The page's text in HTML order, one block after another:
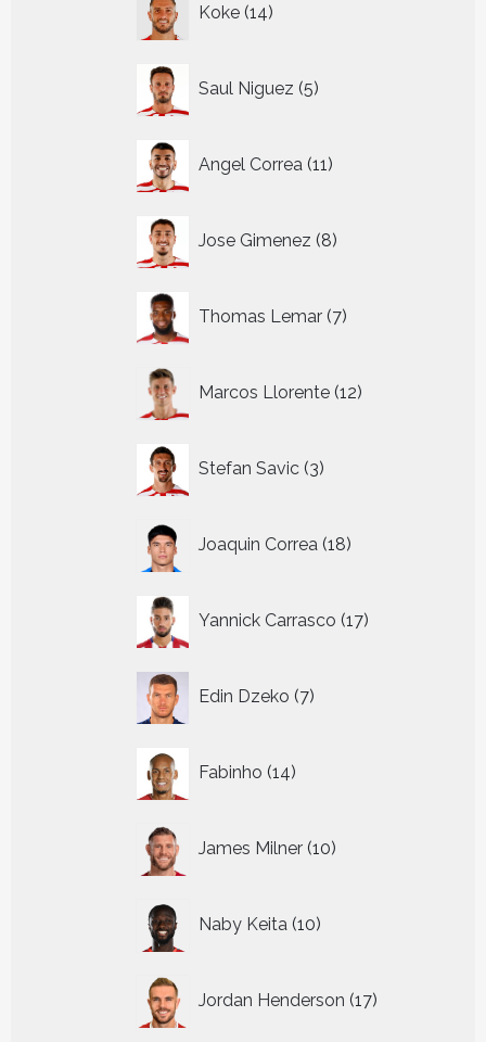
Koke 14
producten
Saul Niguez 5
producten
Angel Correa 11
producten
Jose Gimenez 8
producten
Thomas Lemar 7
producten
Marcos Llorente 12
producten
Stefan Savic 3
producten
Joaquin Correa 18
producten
Yannick Carrasco 17
producten
Edin Dzeko 7
producten
Fabinho 14
producten
James Milner 10
producten
Naby Keita 10
producten
Jordan Henderson 17
producten